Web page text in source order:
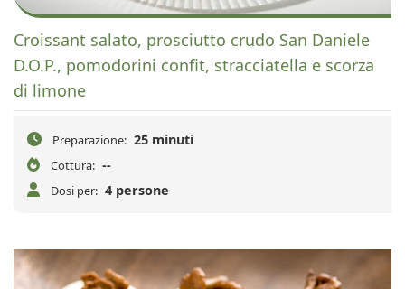
Croissant salato, prosciutto crudo San Daniele
D.O.P., pomodorini confit, stracciatella e scorza
di limone
Preparazione: 25 minuti
Cottura: --
Dosi per: 4 persone